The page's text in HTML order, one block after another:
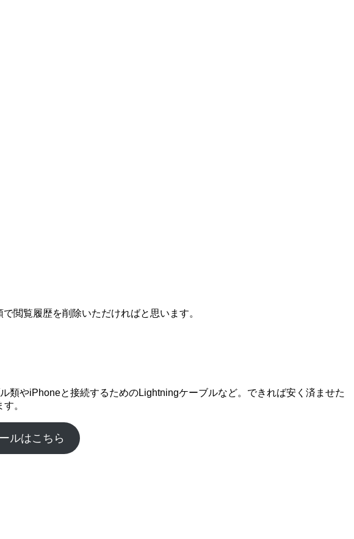
閲覧履歴を削除いただければと思います。
やiPhoneと接続するためのLightningケーブルなど。できれば安く済ませた
。
ルはこちら